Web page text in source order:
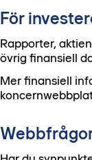
För
Rapporter,
övrig finansiell
Mer finansiell